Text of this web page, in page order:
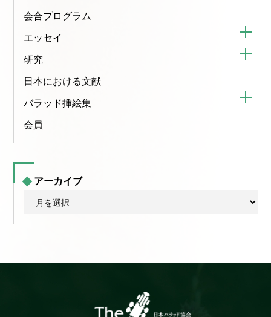
会合プログラム
エッセイ
研究
日本における文献
バラッド挿絵集
会員
アーカイブ
ブ